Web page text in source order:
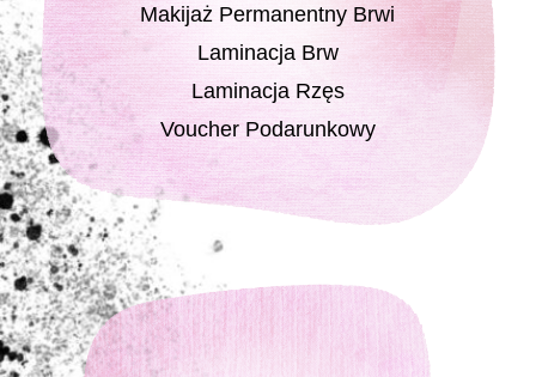
Makijaż Permanentny Brwi
Laminacja Brw
Laminacja Rzęs
Voucher Podarunkowy